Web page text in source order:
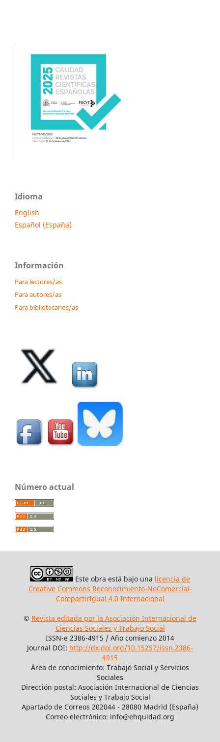
Idioma
English
Español (España)
Información
Para lectores/as
Para autores/as
Para bibliotecarios/as
Número actual
Este obra está bajo una licencia de
Creative Commons Reconocimiento-NoComercial-
CompartirIgual 4.0 Internacional
© Revista editada por la Asociación Internacional de
Ciencias Sociales y Trabajo Social
ISSN-e 2386-4915 / Año comienzo 2014
Journal DOI: http://dx.doi.org/10.15257/issn.2386-
4915
Área de conocimiento: Trabajo Social y Servicios
Sociales
Dirección postal: Asociación Internacional de Ciencias
Sociales y Trabajo Social
Apartado de Correos 202044 - 28080 Madrid (España)
Correo electrónico: info@ehquidad.org